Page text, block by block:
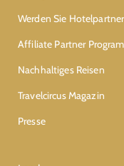
Werden Sie
Affiliate Partner
Nachhaltiges Reisen
Travelcircus Magazin
Presse